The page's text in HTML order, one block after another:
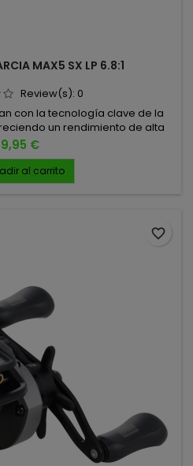
MAX5 SX LP 6.8:1
Review(s): 0
con la tecnología clave de la
un rendimiento de alta
Su diseño asimétrico
y ligereza, permitiendo
fatiga, mientras que su sistema
una sensación suave,
€
al carrito
favorite_border